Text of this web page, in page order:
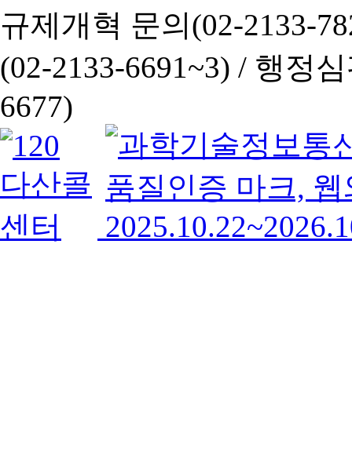
규제개혁 문의(02-2133-
(02-2133-6691~3) / 행정심
6677)